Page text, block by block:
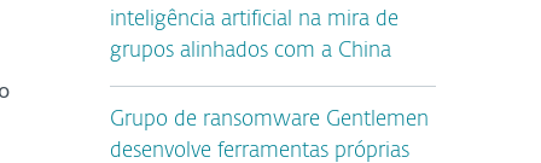
inteligência artificial na mira de
grupos alinhados com a China
Grupo de ransomware Gentlemen
desenvolve ferramentas próprias